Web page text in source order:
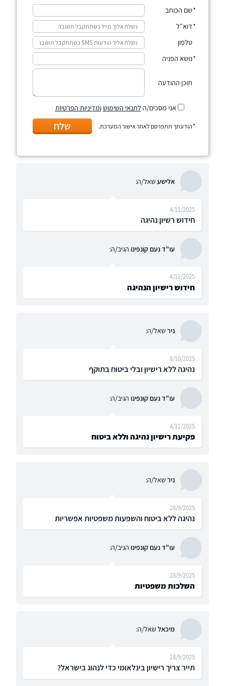
שם הכותב
דוא"ל
טלפון
נושא הפניה
תוכן ההודעה
אני מסכים/הלתנאי השימושומדיניות הפרטיות
הודעתך תתפרסם לאחר אישור המערכת. שלח
אלישע שאל/ה:
חידוש רשיון נהיגה
4/11/2025
עו"ד נעם קונפינו הגיב/ה:
חידוש רישיון הנהיגה
4/11/2025
נירשאל/ה:
נהיגה ללא רישיון ובלי ביטוח בתוקף
8/10/2025
עו"ד נעם קונפינו הגיב/ה:
פקיעת רישיון נהיגה וללא ביטוח
4/11/2025
נירשאל/ה:
נהיגה ללא ביטוח והשפעות משפטיות אפשריות
28/9/2025
עו"ד נעם קונפינו הגיב/ה:
השלכות משפטיות
28/9/2025
מיכאלשאל/ה:
תייר צריך רישיון בינלאומי כדי לנהוג בישראל?
18/9/2025